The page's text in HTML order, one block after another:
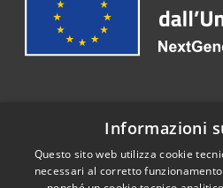
Recapiti e contatti
Telefono: 0789740900
Informazioni
Questo sito web utilizza cookie
necessari al corretto